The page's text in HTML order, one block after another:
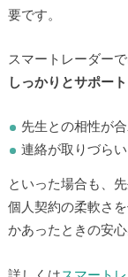
要です。
スマートレーダー
しっかりとサポート
先生との相性が
連絡が取りづらい
といった場合も、
個人契約の柔軟さ
かあったときの安